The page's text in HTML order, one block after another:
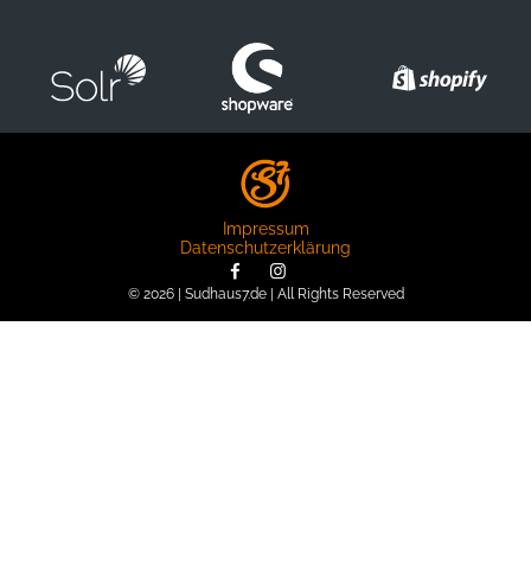
© 2026 | Sudhaus7.de | All Rights Reserved
Impressum
Datenschutzerklärung